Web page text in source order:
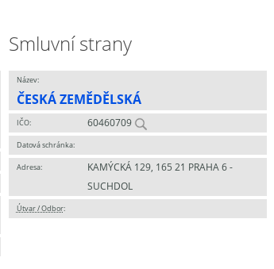
Smluvní strany
Název:
ČESKÁ ZEMĚDĚLSKÁ
IČO: 60460709
Datová schránka:
Adresa:
KAMÝCKÁ 129, 165 21 PRAHA 6 -
SUCHDOL
Útvar / Odbor: